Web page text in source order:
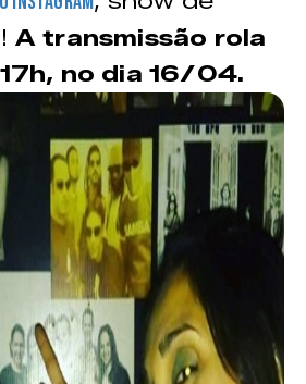
A transmissão rola
no dia 16/04.